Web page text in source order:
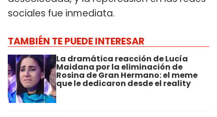
sociales fue inmediata.
TAMBIÉN TE PUEDE INTERESAR
La dramática reacción de Lucía
Maidana por la eliminación de
Rosina de Gran Hermano: el meme
que le dedicaron desde el reality